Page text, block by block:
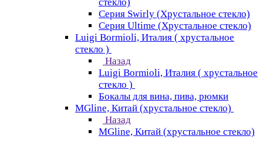
Серия Swirly (Хрустальное стекло)
Серия Ultime (Хрустальное стекло)
Luigi Bormioli, Италия ( хрустальное
стекло )
Назад
Luigi Bormioli, Италия ( хрустальное
стекло )
Бокалы для вина, пива, рюмки
MGline, Китай (хрустальное стекло)
Назад
MGline, Китай (хрустальное стекло)